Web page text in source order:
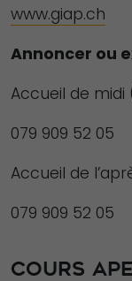
www.giap.ch
Annoncer ou
Accueil de midi
079 909 52 05
Accueil de
079 909 52 05
COURS APE